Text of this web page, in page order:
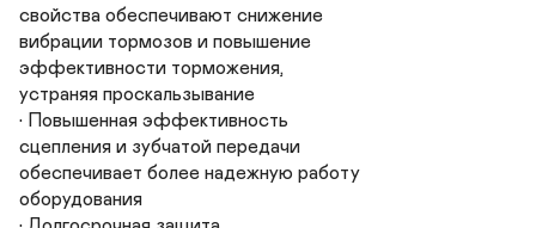
свойства обеспечивают снижение
вибрации тормозов и повышение
эффективности торможения,
устраняя проскальзывание
• Повышенная эффективность
сцепления и зубчатой передачи
обеспечивает более надежную работу
оборудования